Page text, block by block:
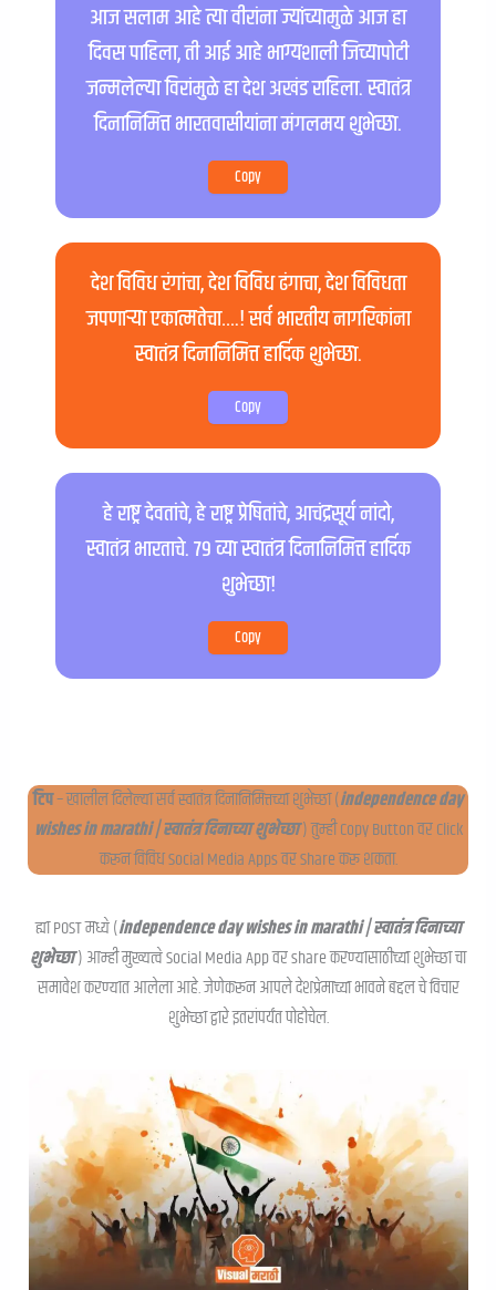
आज सलाम आहे त्या वीरांना ज्यांच्यामुळे आज हा
दिवस पाहिला, ती आई आहे भाग्यशाली जिच्यापोटी
जन्मलेल्या विरांमुळे हा देश अखंड राहिला. स्वातंत्र
दिनानिमित्त भारतवासीयांना मंगलमय शुभेच्छा.
Copy
देश विविध रंगांचा, देश विविध ढंगाचा, देश विविधता
जपणाऱ्या एकात्मतेचा….! सर्व भारतीय नागरिकांना
स्वातंत्र दिनानिमित्त हार्दिक शुभेच्छा.
Copy
हे राष्ट्र देवतांचे, हे राष्ट्र प्रेषितांचे, आचंद्रसूर्य नांदो,
स्वातंत्र भारताचे. ७९ व्या स्वातंत्र दिनानिमित्त हार्दिक
शुभेच्छा!
Copy
टिप– खालील दिलेल्या सर्व स्वातंत्र दिनानिमित्तच्या शुभेच्छा (independence day
wishes in marathi | स्वातंत्र दिनाच्या शुभेच्छा) तुम्ही Copy Button वर Click
करून विविध Social Media Apps वर Share करू शकता.
ह्या POST मध्ये (independence day wishes in marathi | स्वातंत्र दिनाच्या
शुभेच्छा) आम्ही मुख्यत्वे Social Media App वर share करण्यासाठीच्या शुभेच्छा चा
समावेश करण्यात आलेला आहे. जेणेकरून आपले देशप्रेमाच्या भावने बद्दल चे विचार
शुभेच्छा द्वारे इतरांपर्यंत पोहोचेल.